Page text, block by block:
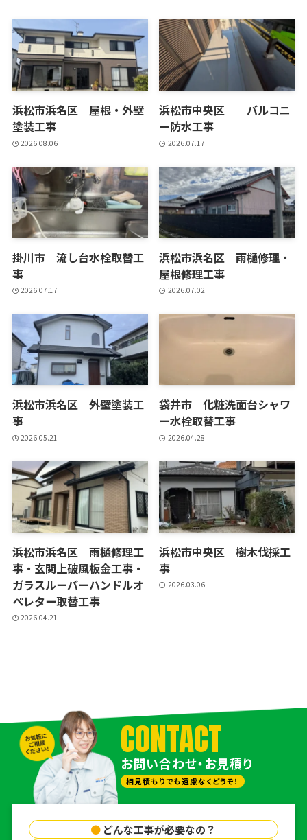
浜松市浜名区 屋根・外壁
塗装工事
2026.08.06
浜松市中央区 バルコニ
ー防水工事
2026.07.17
掛川市 流し台水栓取替工
事
2026.07.17
浜松市浜名区 雨樋修理・
屋根修理工事
2026.07.02
浜松市浜名区 外壁塗装工
事
2026.05.21
袋井市 化粧洗面台シャワ
ー水栓取替工事
2026.04.28
浜松市浜名区 雨樋修理工
事・玄関上破風板金工事・
ガラスルーバーハンドルオ
ペレター取替工事
2026.04.21
浜松市中央区 樹木伐採工
事
2026.03.06
CONTACT
お問い合わせ・お見積り
相見積もりでも遠慮なくどうぞ！
● どんな工事が必要なの？